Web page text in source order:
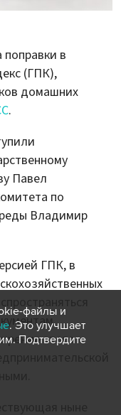
в
(ГПК),
домашних
.
Павел
по
Владимир
ГПК, в
этого
файлы и
. Это улучшает
Подтвердите